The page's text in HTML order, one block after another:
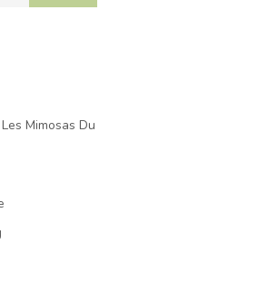
Mimosas Du